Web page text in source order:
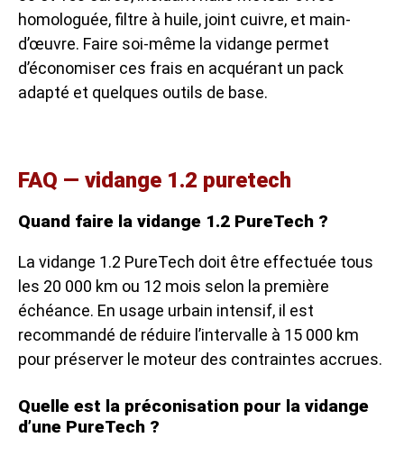
homologuée, filtre à huile, joint cuivre, et main-
d’œuvre. Faire soi-même la vidange permet
d’économiser ces frais en acquérant un pack
adapté et quelques outils de base.
FAQ — vidange 1.2 puretech
Quand faire la vidange 1.2 PureTech ?
La vidange 1.2 PureTech doit être effectuée tous
les 20 000 km ou 12 mois selon la première
échéance. En usage urbain intensif, il est
recommandé de réduire l’intervalle à 15 000 km
pour préserver le moteur des contraintes accrues.
Quelle est la préconisation pour la vidange
d’une PureTech ?